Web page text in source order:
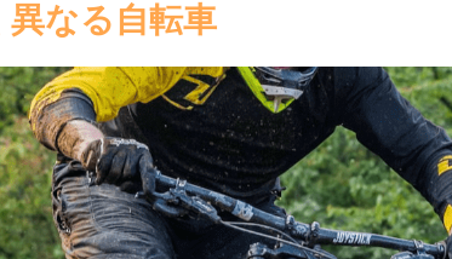
なる自転車